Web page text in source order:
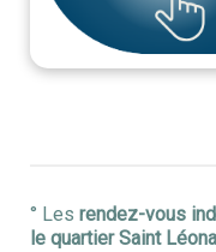
° Les rendez-vous
le quartier Saint